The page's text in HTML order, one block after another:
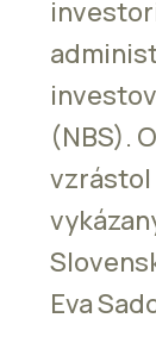
(NBS).
vzrástol
Eva